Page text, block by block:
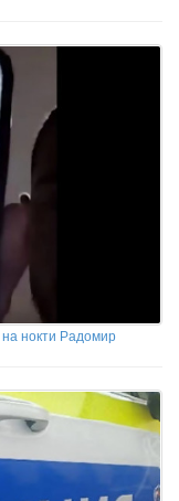
нокти Радомир